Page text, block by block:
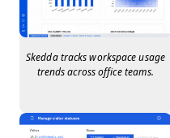
Skedda tracks workspace usage
trends across office teams.